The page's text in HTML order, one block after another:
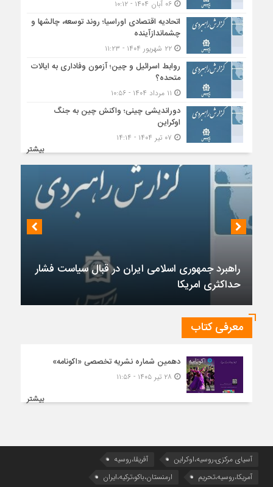
۰۶ آبان ۱۴۰۴ - ۱۰:۱۲
اتحادیه اقتصادی اوراسیا؛ روند توسعه، چالشها و
چشماندازآینده
۲۲ شهریور ۱۴۰۴ - ۱۱:۲۳
روابط اسرائیل و چین؛ آزمون وفاداری به ایالات
متحده؟
دوراندیشی چینی؛ واکنش چین به جنگ
اوکراین
بیشتر
راهبرد جمهوری اسلامی ایران در قبال سیاست فشار
حداکثری امریکا
معرفی کتاب
دهمین شماره نشریه تخصصی «اکونامه»
بیشتر
آسیای مرکزی،روسیه،اوکراین
آفریقا،روسیه
آمریکا،روسیه،تحریم
ارمنستان،باکو،ترکیه،ایران